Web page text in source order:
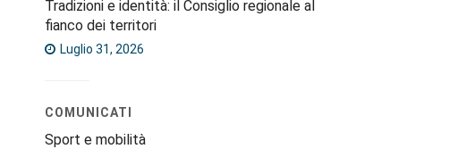
Tradizioni e identità: il Consiglio regionale al
fianco dei territori
Luglio 31, 2026
COMUNICATI
Sport e mobilità